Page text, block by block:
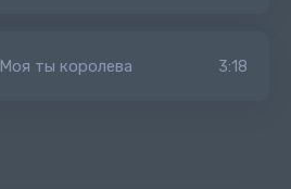
Моя ты королева 3:18